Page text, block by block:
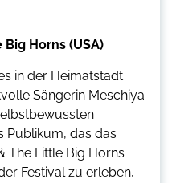
Horns (USA)
in der Heimatstadt
Sängerin Meschiya
Publikum, das das
The Little Big Horns
Festival zu erleben,